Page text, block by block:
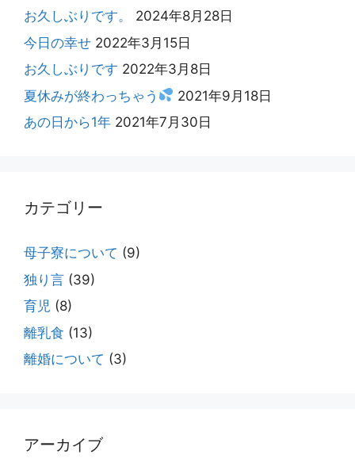
お久しぶりです。
2024年8月28日
今日の幸せ 2022年3月15日
お久しぶりです 2022年3月8日
夏休みが終わっちゃう
2021年9月18日
あの日から1年 2021年7月30日
カテゴリー
母子寮について (9)
独り言 (39)
育児 (8)
離乳食 (13)
離婚について (3)
アーカイブ